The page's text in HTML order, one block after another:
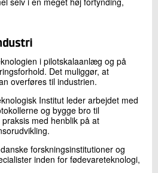
i pilotskalaanlæg og på
Det muliggør, at
overføres til industrien.
Institut leder arbejdet med
og bygge bro til
med henblik på at
forskningsinstitutioner og
inden for fødevareteknologi,